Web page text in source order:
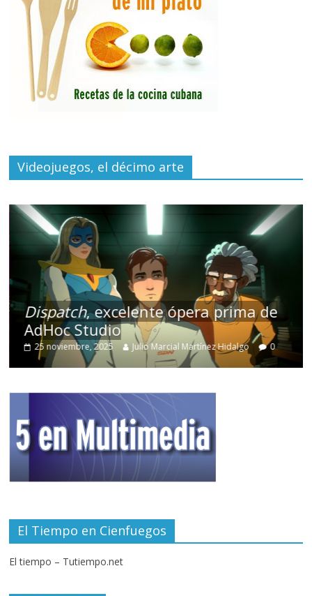
Videojuegos, el décimo arte
Dispatch, excelente ópera prima de
AdHoc Studio
25 noviembre, 2025 Julio Marcial Martínez Hidalgo 0
El Tiempo en Cienfuegos
El tiempo – Tutiempo.net